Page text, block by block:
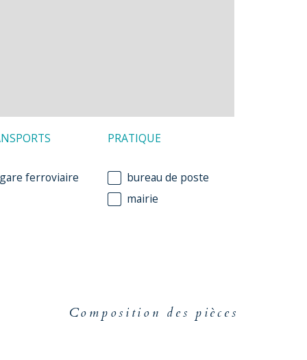
gare ferroviaire
PRATIQUE
bureau de poste
mairie
Composition des pièces